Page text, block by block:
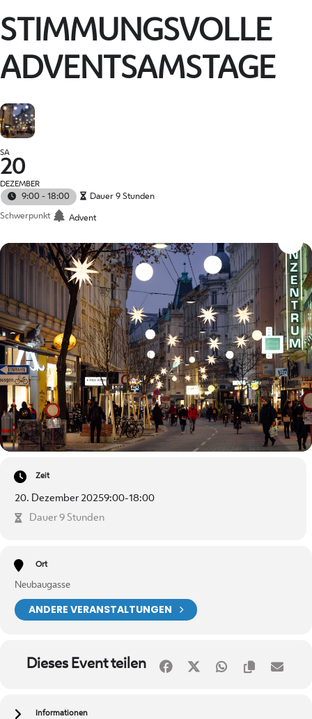
STIMMUNGSVOLLE
ADVENTSAMSTAGE
SA
20
DEZEMBER
9:00 - 18:00
Dauer 9 Stunden
Schwerpunkt Advent
Zeit
20. Dezember 20259:00-18:00
Dauer 9 Stunden
Ort
Neubaugasse
ANDERE VERANSTALTUNGEN
Dieses Event teilen
Informationen